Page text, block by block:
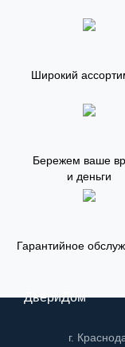
Широкий
Бережем ваше
и деньги
Гарантийное
ДвериДом
г.